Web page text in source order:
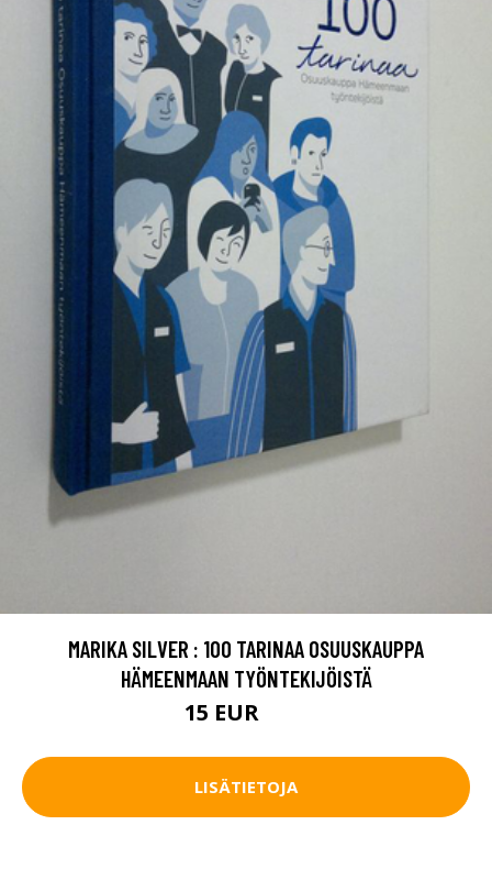
MARIKA SILVER : 100 TARINAA OSUUSKAUPPA
HÄMEENMAAN TYÖNTEKIJÖISTÄ
15 EUR
LISÄTIETOJA